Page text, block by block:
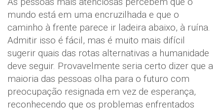
mundo está em uma encruzilhada e que o
caminho à frente parece ir ladeira abaixo, à ruína.
Admitir isso é fácil, mas é muito mais difícil
sugerir quais das rotas alternativas a humanidade
deve seguir. Provavelmente seria certo dizer que a
maioria das pessoas olha para o futuro com
preocupação resignada em vez de esperança,
reconhecendo que os problemas enfrentados